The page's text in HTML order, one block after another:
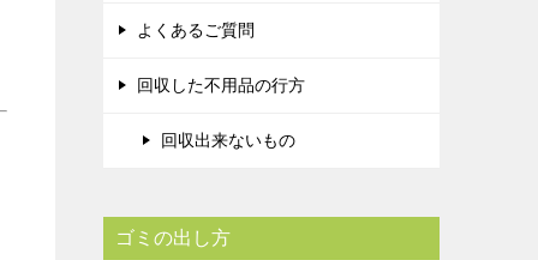
よくあるご質問
回収した不用品の行方
回収出来ないもの
ゴミの出し方